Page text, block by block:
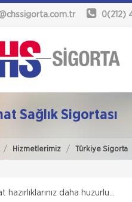
0(212)
Sağlık Sigortası
Hizmetlerimiz Türkiye Sigorta
hazırlıklarınız daha huzurlu...